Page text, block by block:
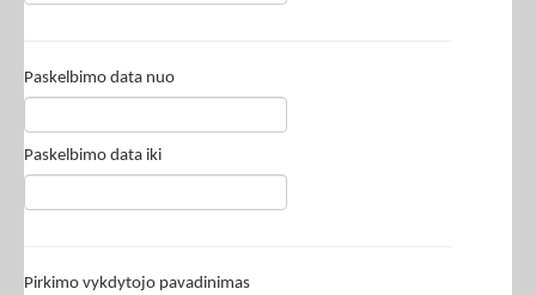
Paskelbimo data nuo
Paskelbimo data iki
Pirkimo vykdytojo pavadinimas